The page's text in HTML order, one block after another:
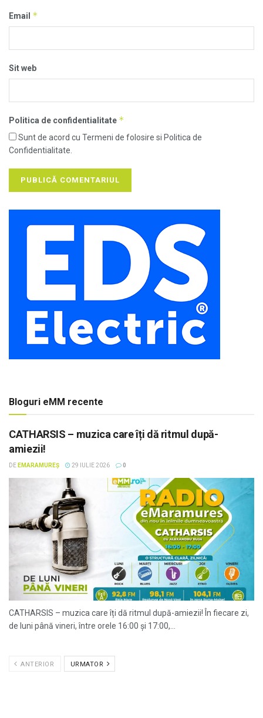
Email *
Sit web
Politica de confidentialitate *
Sunt de acord cu Termeni de folosire si Politica de
Confidentialitate.
Bloguri eMM recente
CATHARSIS – muzica care îți dă ritmul după-
amiezii!
DE EMARAMUREȘ 29 IULIE 2026 0
CATHARSIS – muzica care îți dă ritmul după-amiezii! În fiecare zi,
de luni până vineri, între orele 16:00 și 17:00,...
ANTERIOR URMATOR